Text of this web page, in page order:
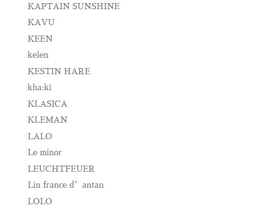
KAPTAIN SUNSHINE
KAVU
KEEN
kelen
KESTIN HARE
kha:ki
KLASICA
KLEMAN
LALO
Le minor
LEUCHTFEUER
Lin france d’antan
LOLO